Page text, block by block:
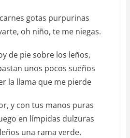
gotas purpurinas
oh niño, te me niegas.
de pie sobre los leños,
unos pocos sueños
la llama que me pierde
y con tus manos puras
en límpidas dulzuras
una rama verde.